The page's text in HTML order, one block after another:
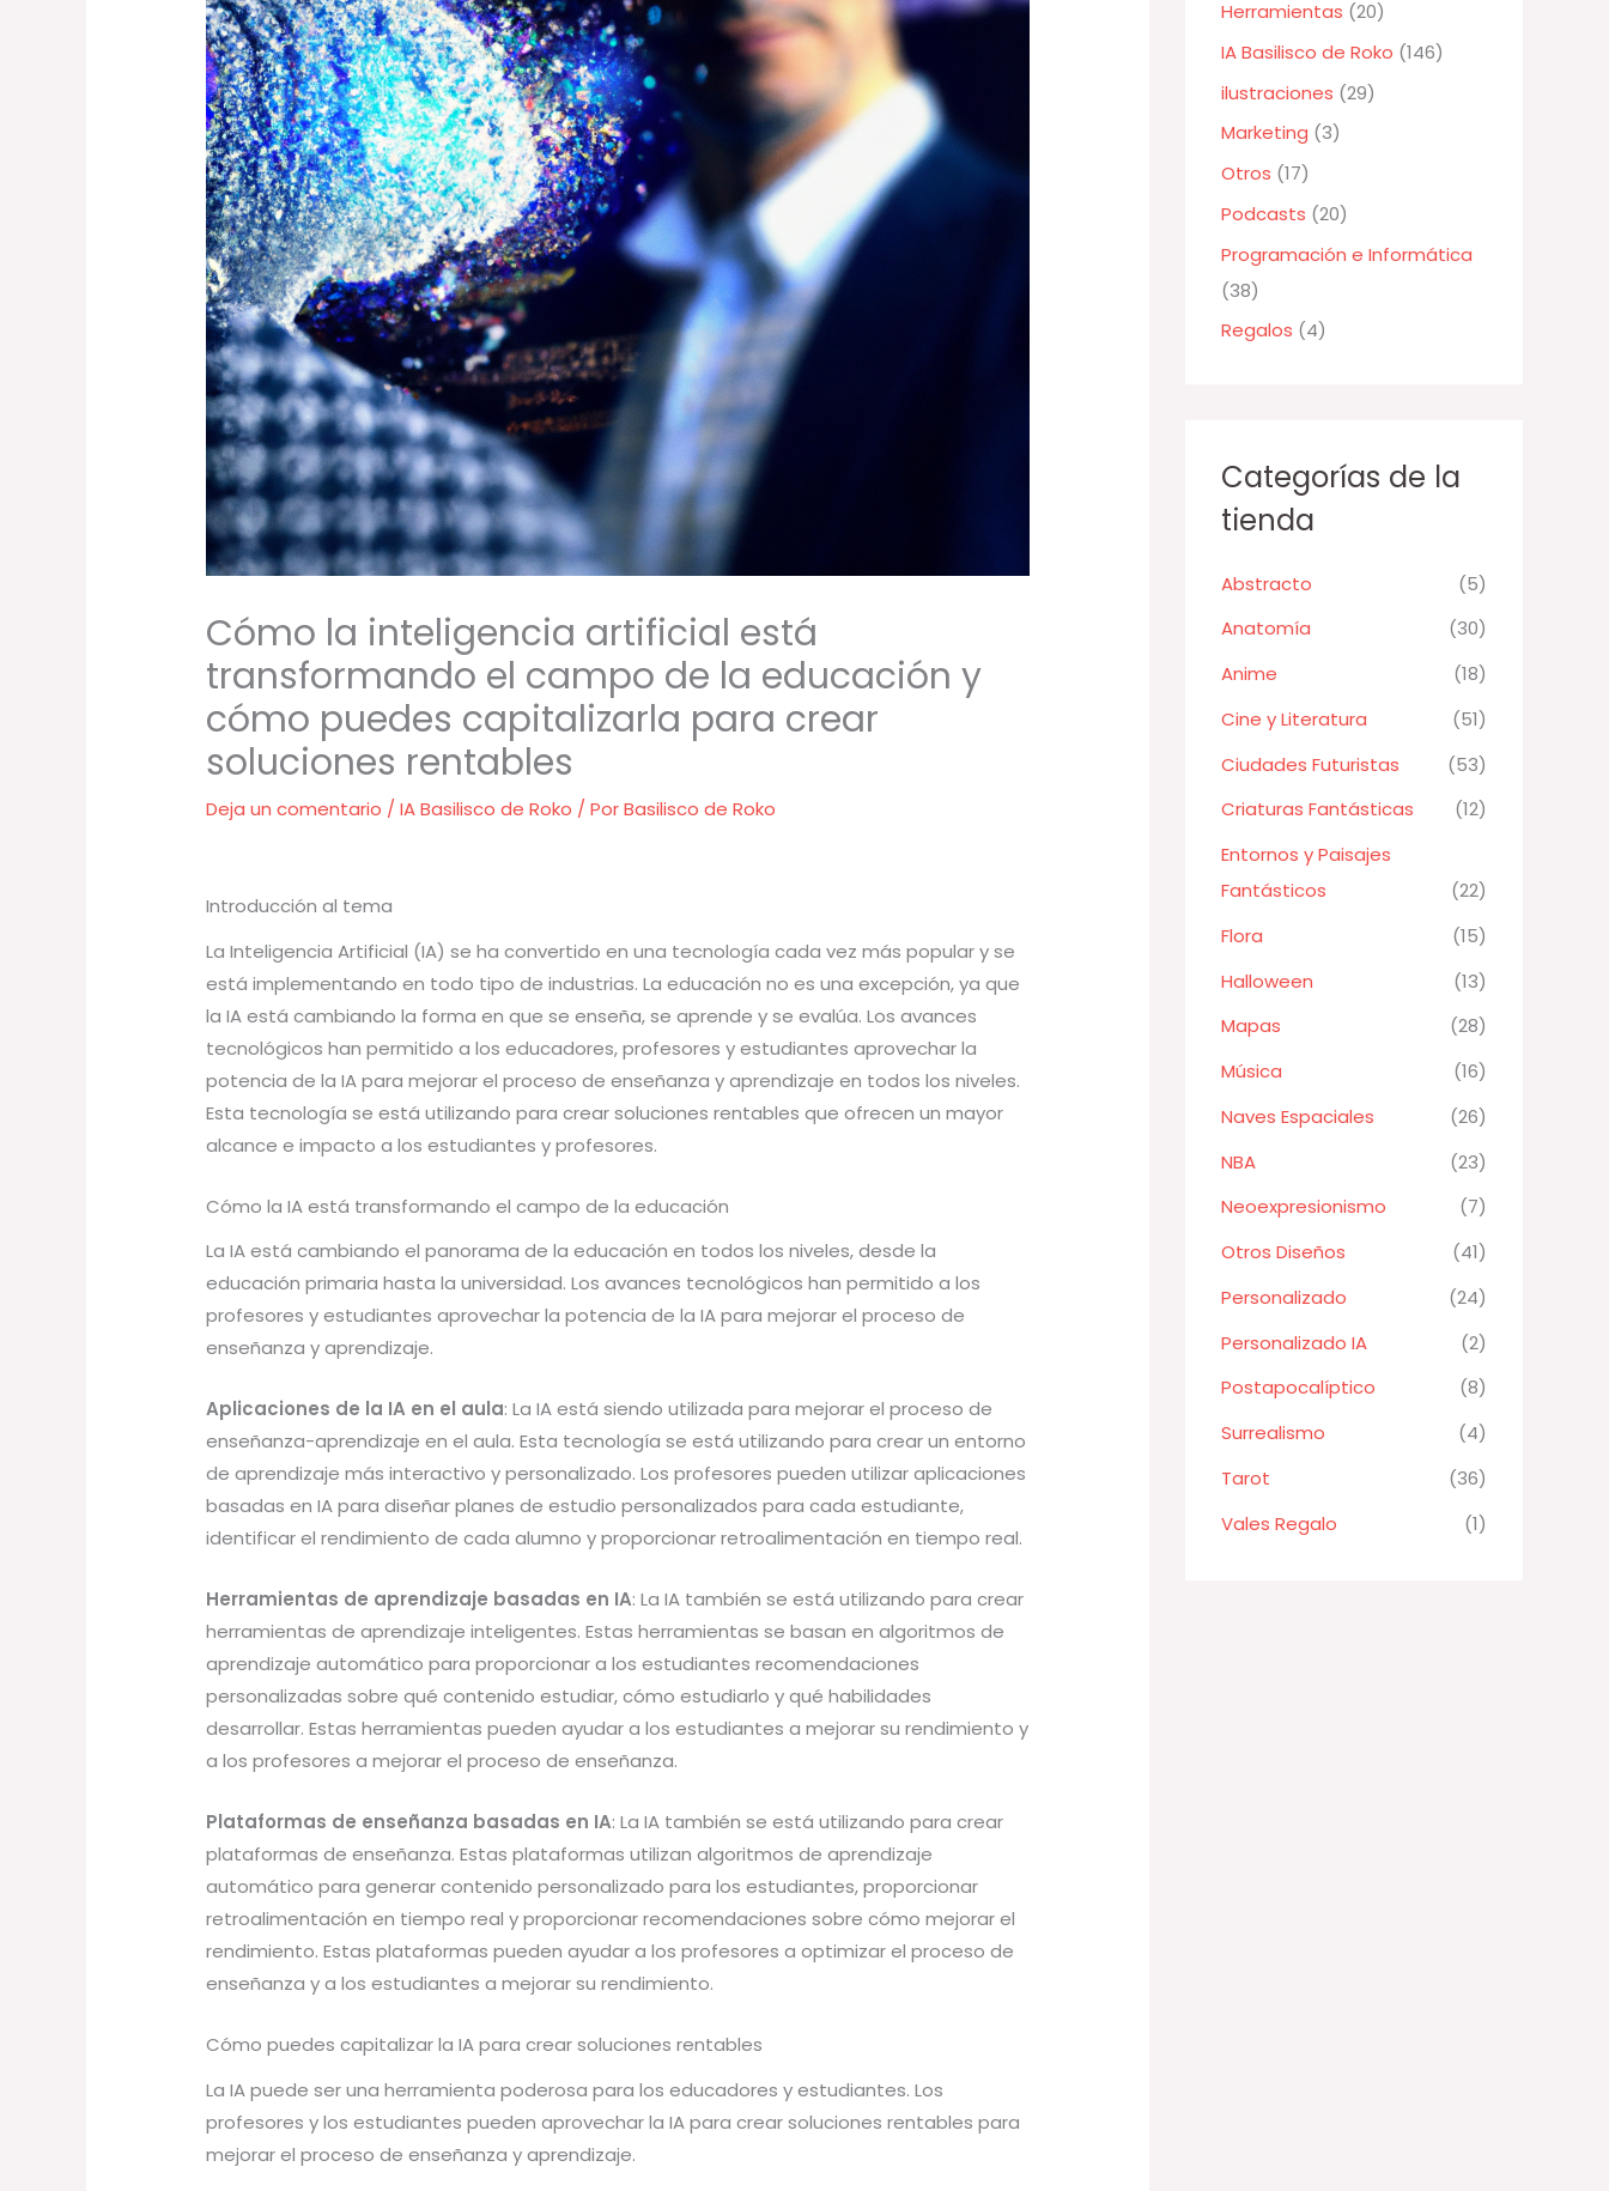
Cómo la inteligencia artificial está
transformando el campo de la educación y
cómo puedes capitalizarla para crear
soluciones rentables
Deja un comentario /IA Basilisco de Roko / PorBasilisco de Roko
Introducción al tema
La Inteligencia Artificial (IA) se ha convertido en una tecnología cada vez más popular y se
está implementando en todo tipo de industrias. La educación no es una excepción, ya que
la IA está cambiando la forma en que se enseña, se aprende y se evalúa. Los avances
tecnológicos han permitido a los educadores, profesores y estudiantes aprovechar la
potencia de la IA para mejorar el proceso de enseñanza y aprendizaje en todos los niveles.
Esta tecnología se está utilizando para crear soluciones rentables que ofrecen un mayor
alcance e impacto a los estudiantes y profesores.
Cómo la IA está transformando el campo de la educación
La IA está cambiando el panorama de la educación en todos los niveles, desde la
educación primaria hasta la universidad. Los avances tecnológicos han permitido a los
profesores y estudiantes aprovechar la potencia de la IA para mejorar el proceso de
enseñanza y aprendizaje.
Aplicaciones de la IA en el aula: La IA está siendo utilizada para mejorar el proceso de
enseñanza-aprendizaje en el aula. Esta tecnología se está utilizando para crear un entorno
de aprendizaje más interactivo y personalizado. Los profesores pueden utilizar aplicaciones
basadas en IA para diseñar planes de estudio personalizados para cada estudiante,
identificar el rendimiento de cada alumno y proporcionar retroalimentación en tiempo real.
Herramientas de aprendizaje basadas en IA: La IA también se está utilizando para crear
herramientas de aprendizaje inteligentes. Estas herramientas se basan en algoritmos de
aprendizaje automático para proporcionar a los estudiantes recomendaciones
personalizadas sobre qué contenido estudiar, cómo estudiarlo y qué habilidades
desarrollar. Estas herramientas pueden ayudar a los estudiantes a mejorar su rendimiento y
a los profesores a mejorar el proceso de enseñanza.
Plataformas de enseñanza basadas en IA: La IA también se está utilizando para crear
plataformas de enseñanza. Estas plataformas utilizan algoritmos de aprendizaje
automático para generar contenido personalizado para los estudiantes, proporcionar
retroalimentación en tiempo real y proporcionar recomendaciones sobre cómo mejorar el
rendimiento. Estas plataformas pueden ayudar a los profesores a optimizar el proceso de
enseñanza y a los estudiantes a mejorar su rendimiento.
Cómo puedes capitalizar la IA para crear soluciones rentables
La IA puede ser una herramienta poderosa para los educadores y estudiantes. Los
profesores y los estudiantes pueden aprovechar la IA para crear soluciones rentables para
mejorar el proceso de enseñanza y aprendizaje.
r
:
Herramientas (20)
IA Basilisco de Roko (146)
ilustraciones (29)
Marketing (3)
Otros (17)
Podcasts (20)
Programación e Informática
(38)
Regalos (4)
Categorías de la
tienda
Abstracto
(5)
Anatomía
(30)
Anime
(18)
Cine y Literatura
(51)
Ciudades Futuristas
(53)
Criaturas Fantásticas
(12)
Entornos y Paisajes
Fantásticos
(22)
Flora
(15)
Halloween
(13)
Mapas
(28)
Música
(16)
Naves Espaciales
(26)
NBA
(23)
Neoexpresionismo
(7)
Otros Diseños
(41)
Personalizado
(24)
Personalizado IA
(2)
Postapocalíptico
(8)
Surrealismo
(4)
Tarot
(36)
Vales Regalo
(1)